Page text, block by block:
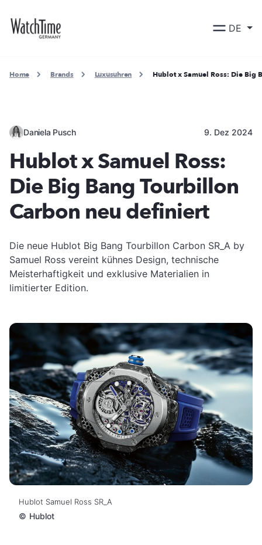
DE
Home Brands Luxusuhren Hublot x Samuel Ross: Die Big
Daniela Pusch 9. Dez 2024
Hublot x Samuel Ross:
Die Big Bang Tourbillon
Carbon neu definiert
Die neue Hublot Big Bang Tourbillon Carbon SR_A by
Samuel Ross vereint kühnes Design, technische
Meisterhaftigkeit und exklusive Materialien in
limitierter Edition.
Hublot Samuel Ross SR_A
© Hublot